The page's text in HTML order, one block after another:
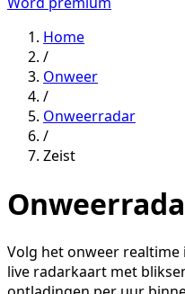
Home
/
Onweer
/
Onweerradar
/
Zeist
Volg het onweer realtime
live radarkaart met